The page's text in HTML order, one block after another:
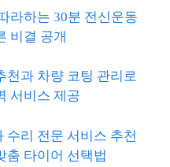
라하는 30분 전신운동
비결 공개
천과 차량 코팅 관리로
서비스 제공
수리 전문 서비스 추천
춤 타이어 선택법